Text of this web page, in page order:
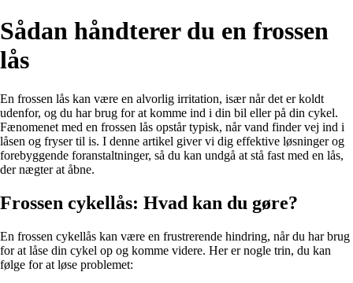
Sådan håndterer du en frossen
lås
En frossen lås kan være en alvorlig irritation, især når det er koldt
udenfor, og du har brug for at komme ind i din bil eller på din cykel.
Fænomenet med en frossen lås opstår typisk, når vand finder vej ind i
låsen og fryser til is. I denne artikel giver vi dig effektive løsninger og
forebyggende foranstaltninger, så du kan undgå at stå fast med en lås,
der nægter at åbne.
Frossen cykellås: Hvad kan du gøre?
En frossen cykellås kan være en frustrerende hindring, når du har brug
for at låse din cykel op og komme videre. Her er nogle trin, du kan
følge for at løse problemet: